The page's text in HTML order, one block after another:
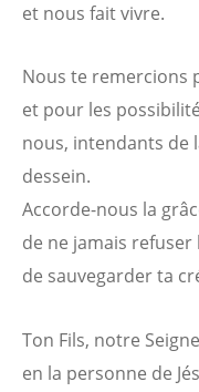
et nous fait vivre.
Nous te remercions
et pour les
nous, intendants de
dessein.
Accorde-nous la
de ne jamais
de sauvegarder ta
Ton Fils, notre
en la personne de